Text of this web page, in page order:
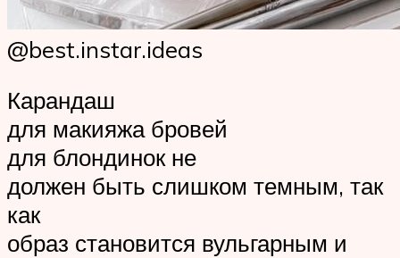
@best.instar.ideas
Карандаш
для макияжа бровей
для блондинок не
должен быть слишком темным, так
как
образ становится вульгарным и